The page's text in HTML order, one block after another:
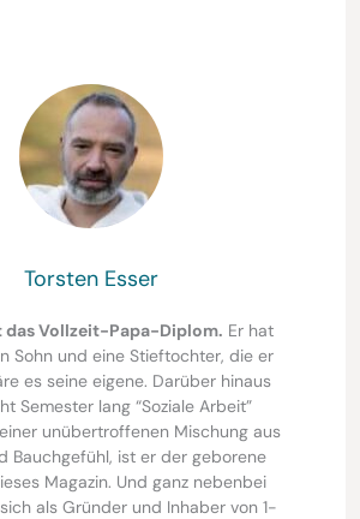
Torsten Esser
das Vollzeit-Papa-Diplom. Er hat
Sohn und eine Stieftochter, die er
es seine eigene. Darüber hinaus
Semester lang “Soziale Arbeit”
unübertroffenen Mischung aus
Bauchgefühl, ist er der geborene
Magazin. Und ganz nebenbei
als Gründer und Inhaber von 1-